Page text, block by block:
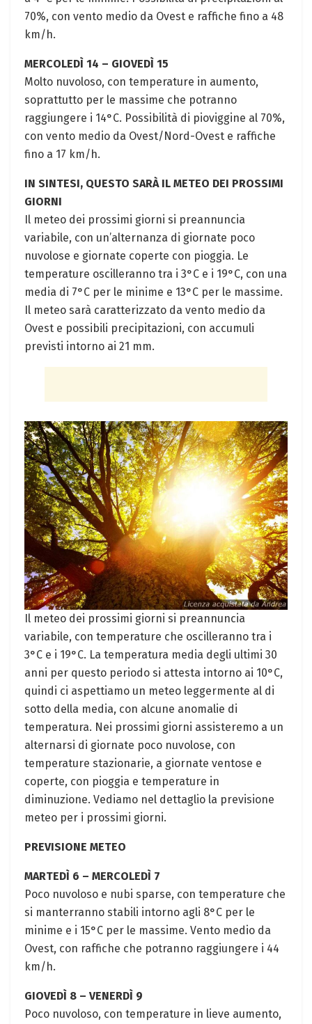
70%, con vento medio da Ovest e raffiche fino a 48
km/h.
MERCOLEDÌ 14 – GIOVEDÌ 15
Molto nuvoloso, con temperature in aumento,
soprattutto per le massime che potranno
raggiungere i 14°C. Possibilità di pioviggine al 70%,
con vento medio da Ovest/Nord-Ovest e raffiche
fino a 17 km/h.
IN SINTESI, QUESTO SARÀ IL METEO DEI PROSSIMI
GIORNI
Il meteo dei prossimi giorni si preannuncia
variabile, con un’alternanza di giornate poco
nuvolose e giornate coperte con pioggia. Le
temperature oscilleranno tra i 3°C e i 19°C, con una
media di 7°C per le minime e 13°C per le massime.
Il meteo sarà caratterizzato da vento medio da
Ovest e possibili precipitazioni, con accumuli
previsti intorno ai 21 mm.
Il meteo dei prossimi giorni si preannuncia
variabile, con temperature che oscilleranno tra i
3°C e i 19°C. La temperatura media degli ultimi 30
anni per questo periodo si attesta intorno ai 10°C,
quindi ci aspettiamo un meteo leggermente al di
sotto della media, con alcune anomalie di
temperatura. Nei prossimi giorni assisteremo a un
alternarsi di giornate poco nuvolose, con
temperature stazionarie, a giornate ventose e
coperte, con pioggia e temperature in
diminuzione. Vediamo nel dettaglio la previsione
meteo per i prossimi giorni.
PREVISIONE METEO
MARTEDÌ 6 – MERCOLEDÌ 7
Poco nuvoloso e nubi sparse, con temperature che
si manterranno stabili intorno agli 8°C per le
minime e i 15°C per le massime. Vento medio da
Ovest, con raffiche che potranno raggiungere i 44
km/h.
GIOVEDÌ 8 – VENERDÌ 9
Poco nuvoloso, con temperature in lieve aumento,